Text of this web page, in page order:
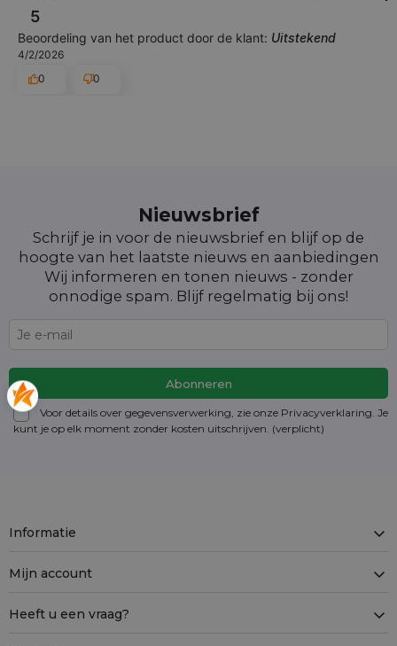
5
Beoordeling van het product door de klant: Uitstekend
4/2/2026
0
0
Nieuwsbrief
Schrijf je in voor de nieuwsbrief en blijf op de
hoogte van het laatste nieuws en aanbiedingen
Wij informeren en tonen nieuws - zonder
onnodige spam. Blijf regelmatig bij ons!
Voor details over gegevensverwerking, zie onze Privacyverklaring. Je
kunt je op elk moment zonder kosten uitschrijven . (verplicht)
Informatie
Mijn account
Heeft u een vraag?